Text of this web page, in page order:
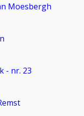
Moesbergh
- nr. 23